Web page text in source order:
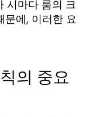
시마다 룸의 크
문에, 이러한 요
의 중요